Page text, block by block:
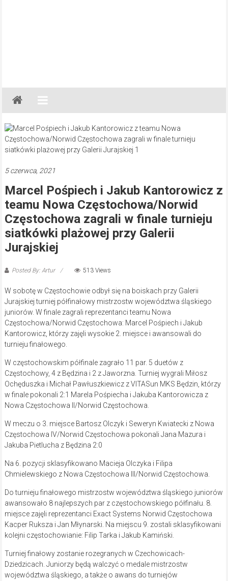
Gazeta
Regionalna
Częstochowa,
Kłobuck,
Lubliniec,
5 czerwca, 2021
Marcel Pośpiech i Jakub Kantorowicz z
teamu Nowa Częstochowa/Norwid
Częstochowa zagrali w finale turnieju
siatkówki plażowej przy Galerii
Jurajskiej
Posted By: Artur 513 Views
W sobotę w Częstochowie odbył się na boiskach przy Galerii
Jurajskiej turniej półfinałowy mistrzostw województwa śląskiego
juniorów. W finale zagrali reprezentanci teamu Nowa
Częstochowa/Norwid Częstochowa: Marcel Pośpiech i Jakub
Kantorowicz, którzy zajęli wysokie 2. miejsce i awansowali do
turnieju finałowego.
W częstochowskim półfinale zagrało 11 par. 5 duetów z
Częstochowy, 4 z Będzina i 2 z Jaworzna. Turniej wygrali Miłosz
Ochęduszka i Michał Pawłuszkiewicz z VITASun MKS Będzin, którzy
w finale pokonali 2:1 Marela Pośpiecha i Jakuba Kantorowicza z
Nowa Częstochowa II/Norwid Częstochowa.
W meczu o 3. miejsce Bartosz Olczyk i Seweryn Kwiatecki z Nowa
Częstochowa IV/Norwid Częstochowa pokonali Jana Mazura i
Jakuba Pietlucha z Będzina 2:0
Na 6. pozycji sklasyfikowano Macieja Olczyka i Filipa
Chmielewskiego z Nowa Częstochowa III/Norwid Częstochowa.
Do turnieju finałowego mistrzostw województwa śląskiego juniorów
awansowało 8 najlepszych par z częstochowskiego półfinału. 8.
miejsce zajęli reprezentanci Exact Systems Norwid Częstochowa
Kacper Ruksza i Jan Młynarski. Na miejscu 9. zostali sklasyfikowani
kolejni częstochowianie: Filip Tarka i Jakub Kamiński.
Turniej finałowy zostanie rozegranych w Czechowicach-
Dziedzicach. Juniorzy będą walczyć o medale mistrzostw
województwa śląskiego, a także o awans do turniejów